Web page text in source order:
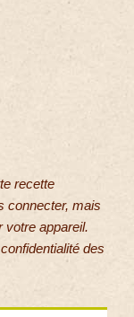
recette
connecter, mais
votre appareil.
des